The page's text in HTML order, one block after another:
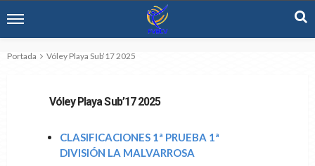
Portada Vóley Playa Sub’17 2025
Vóley Playa Sub’17 2025
CLASIFICACIONES 1ª PRUEBA 1ª
DIVISIÓN LA MALVARROSA